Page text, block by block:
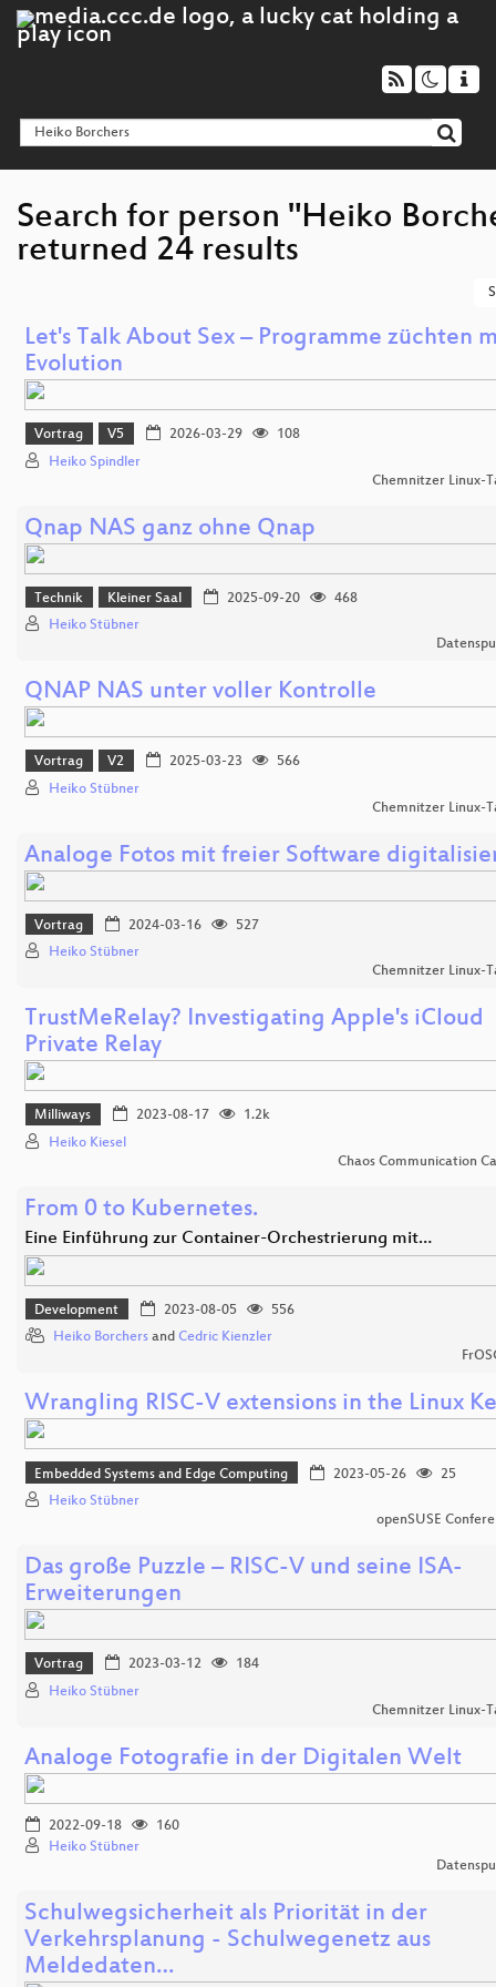
Search for person "Heiko
returned 24 results
Let's Talk About Sex – Programme züchten
Evolution
Vortrag V5 2026-03-29
108
Heiko Spindler
Chemnitzer Linux-
Qnap NAS ganz ohne Qnap
Technik Kleiner Saal 2025-09-20
468
Heiko Stübner
QNAP NAS unter voller Kontrolle
Vortrag V2 2025-03-23
566
Heiko Stübner
Chemnitzer Linux-
Analoge Fotos mit freier Software
Vortrag 2024-03-16
527
Heiko Stübner
Chemnitzer Linux-
TrustMeRelay? Investigating Apple's iCloud
Private Relay
Milliways 2023-08-17
1.2k
Heiko Kiesel
Chaos Communication
From 0 to Kubernetes.
Eine Einführung zur Container-Orchestrierung mit…
Development 2023-08-05
556
Heiko Borchers and Cedric Kienzler
Wrangling RISC-V extensions in the Linux
Embedded Systems and Edge Computing 2023-05-26
25
Heiko Stübner
openSUSE
Das große Puzzle – RISC-V und seine ISA-
Erweiterungen
Vortrag 2023-03-12
184
Heiko Stübner
Chemnitzer Linux-
Analoge Fotografie in der Digitalen Welt
2022-09-18
160
Heiko Stübner
Schulwegsicherheit als Priorität in der
Verkehrsplanung - Schulwegenetz aus
Meldedaten…